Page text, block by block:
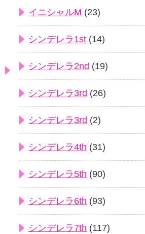
イニシャルM (23)
シンデレラ1st (14)
シンデレラ2nd (19)
シンデレラ3rd (26)
シンデレラ3rd (2)
シンデレラ4th (31)
シンデレラ5th (90)
シンデレラ6th (93)
シンデレラ7th (117)